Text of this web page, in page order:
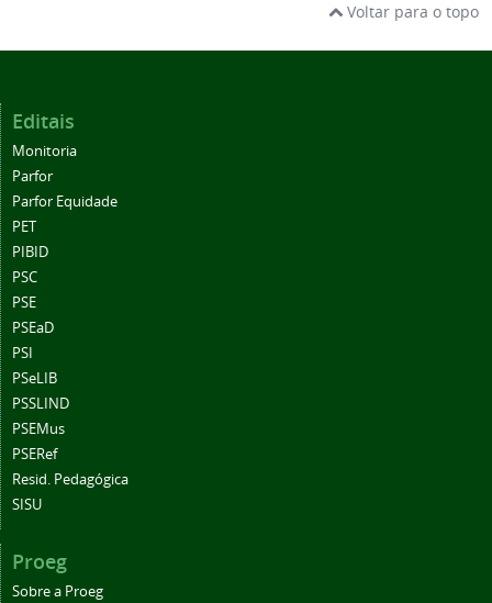
Voltar para o topo
Editais
Monitoria
Parfor
Parfor Equidade
PET
PIBID
PSC
PSE
PSEaD
PSI
PSeLIB
PSSLIND
PSEMus
PSERef
Resid. Pedagógica
SISU
Proeg
Sobre a Proeg